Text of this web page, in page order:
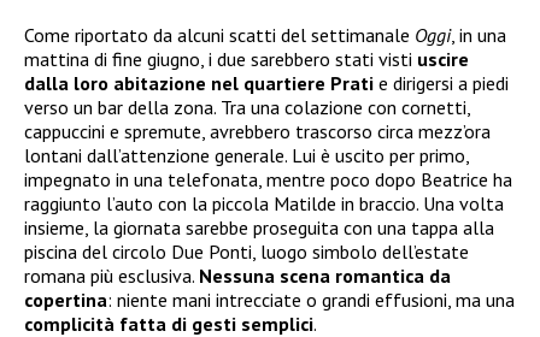
Come riportato da alcuni scatti del settimanale Oggi, in una
mattina di fine giugno, i due sarebbero stati visti uscire
dalla loro abitazione nel quartiere Prati e dirigersi a piedi
verso un bar della zona. Tra una colazione con cornetti,
cappuccini e spremute, avrebbero trascorso circa mezz’ora
lontani dall’attenzione generale. Lui è uscito per primo,
impegnato in una telefonata, mentre poco dopo Beatrice ha
raggiunto l’auto con la piccola Matilde in braccio. Una volta
insieme, la giornata sarebbe proseguita con una tappa alla
piscina del circolo Due Ponti, luogo simbolo dell’estate
romana più esclusiva. Nessuna scena romantica da
copertina: niente mani intrecciate o grandi effusioni, ma una
complicità fatta di gesti semplici.